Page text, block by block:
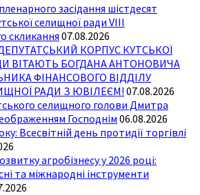
засідання шістдесят
селищної ради VIII
скликання 07.08.2026
КОРПУС КУТСЬКОЇ
ВІТАЮТЬ БОГДАНА АНТОНОВИЧА
ФІНАНСОВОГО ВІДДІЛУ
РАДИ З ЮВІЛЕЄМ! 07.08.2026
селищного голови Дмитра
Господнім 06.08.2026
Всесвітній день протидії торгівлі
агробізнесу у 2026 році:
та міжнародні інструменти